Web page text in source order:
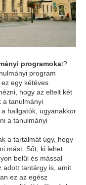
programokat?
program
egy kétéves
hogy az eltelt két
a tanulmányi
hallgatók, ugyanakkor
a tanulmányi
a tartalmát úgy, hogy
mást. Sőt, ki lehet
belül és mással
adott tantárgy is, amit
ez az egész